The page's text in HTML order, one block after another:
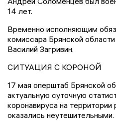
14 лет.
Временно исполняющим
комиссара Брянской
Василий Загривин.
СИТУАЦИЯ С КОРОНОЙ
17 мая оперштаб Брянской
актуальную суточную
коронавируса на
оказались неутешительными.